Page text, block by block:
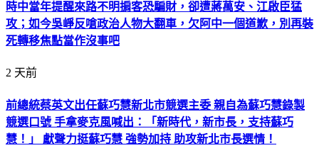
時中當年提醒來路不明掮客恐騙財，卻遭蔣萬安、江啟臣猛
攻；如今吳崢反嗆政治人物大翻車，欠阿中一個道歉，別再裝
死轉移焦點當作沒事吧
2 天前
前總統蔡英文出任蘇巧慧新北市競選主委 親自為蘇巧慧錄製
競選口號 手拿麥克風喊出：「新時代，新市長，支持蘇巧
慧！」 獻聲力挺蘇巧慧 強勢加持 助攻新北市長選情！